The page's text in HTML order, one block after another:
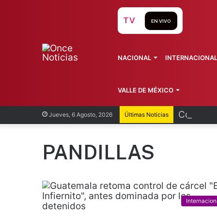
Jueves, 6 Agosto, 2026 Últimas Noticias
TV EN VIVO
NACIONAL INTERNACIONAL
VALLE DE MÉXICO
PANDILLAS